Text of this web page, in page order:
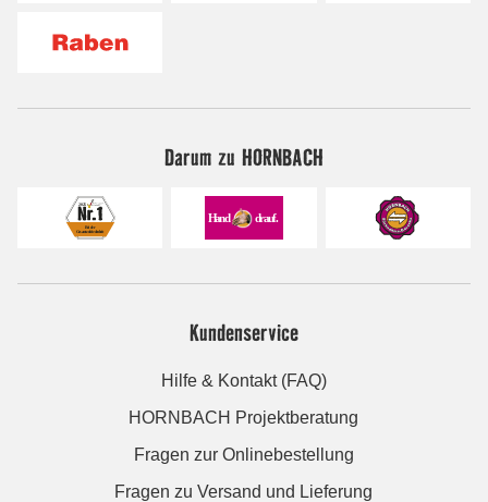
Darum zu HORNBACH
Kundenservice
Hilfe & Kontakt (FAQ)
HORNBACH Projektberatung
Fragen zur Onlinebestellung
Fragen zu Versand und Lieferung